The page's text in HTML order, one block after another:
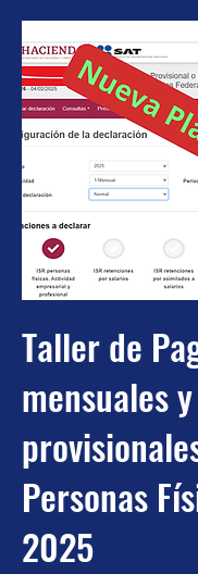
Taller de
mensuales y
Personas
2025